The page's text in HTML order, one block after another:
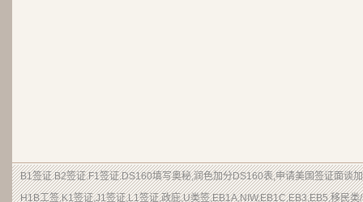
B1签证.B2签证.F1签证.DS160填写奥秘,润色加分DS160表,申请美国签证面谈
H1B工签,K1签证,J1签证,L1签证,政庇,U类签,EB1A,NIW,EB1C,EB3,EB5,移民